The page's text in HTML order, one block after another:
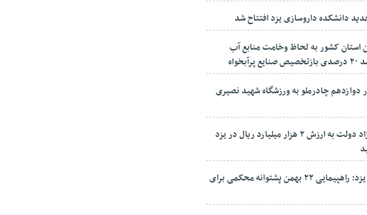
دانشکده داروسازی یزد افتتاح شد
استان کشور به لحاظ وخامت منابع آب
دوازدهم چادرملو به ورزشگاه شهید نصیری
۲۰ ملک مازاد دولت به ارزش ۲ هزار میلیارد ریال در یزد
امام جمعه یزد: راهپیمایی ۲۲ بهمن پشتوانه محکمی برای